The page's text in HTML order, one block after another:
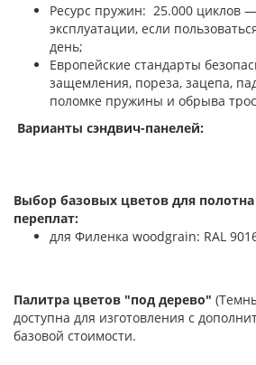
Ресурс пружин: 25.000 циклов
эксплуатации, если
день;
Европейские стандарты
защемления, пореза, зацепа,
поломке пружины и обрыва
Варианты сэндвич-панелей:
Выбор базовых цветов для
переплат:
для Филенка woodgrain: RAL
Палитра цветов "под дерево"
доступна для изготовления с
базовой стоимости.